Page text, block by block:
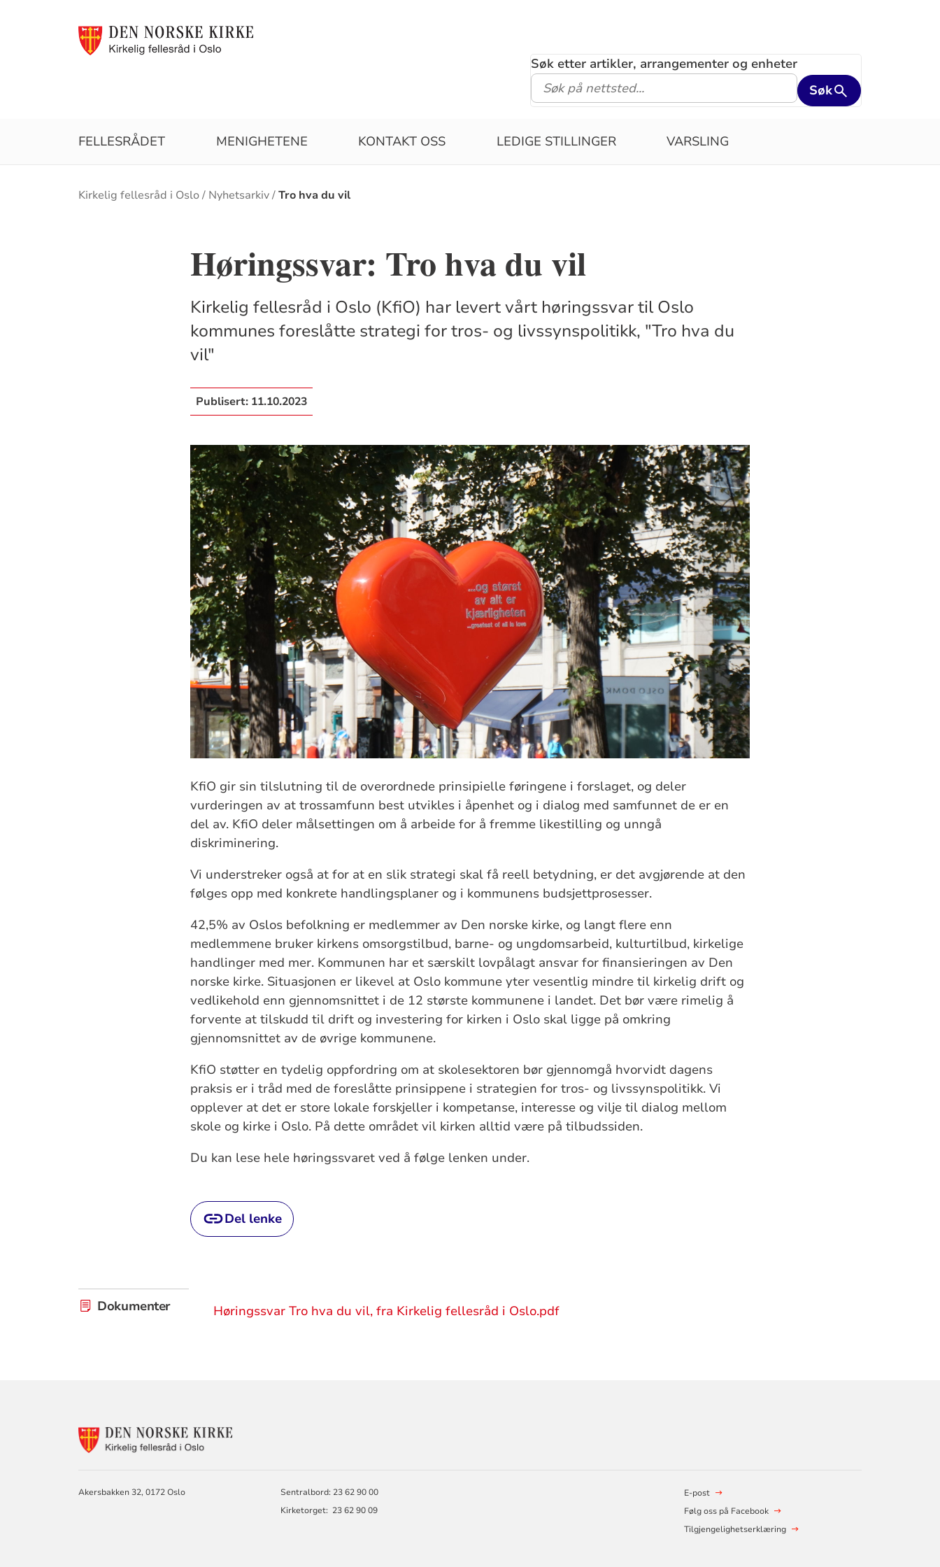
Søk etter artikler, arrangementer og enheter
Søk
FELLESRÅDET MENIGHETENE KONTAKT OSS LEDIGE STILLINGER VARSLING
Brødsmulesti
Kirkelig fellesråd i Oslo Nyhetsarkiv Tro hva du vil
Høringssvar: Tro hva du vil
Kirkelig fellesråd i Oslo (KfiO) har levert vårt høringssvar til Oslo
kommunes foreslåtte strategi for tros- og livssynspolitikk, "Tro hva du
vil"
Publisert: 11.10.2023
KfiO gir sin tilslutning til de overordnede prinsipielle føringene i forslaget, og deler
vurderingen av at trossamfunn best utvikles i åpenhet og i dialog med samfunnet de er en
del av. KfiO deler målsettingen om å arbeide for å fremme likestilling og unngå
diskriminering.
Vi understreker også at for at en slik strategi skal få reell betydning, er det avgjørende at den
følges opp med konkrete handlingsplaner og i kommunens budsjettprosesser.
42,5% av Oslos befolkning er medlemmer av Den norske kirke, og langt flere enn
medlemmene bruker kirkens omsorgstilbud, barne- og ungdomsarbeid, kulturtilbud, kirkelige
handlinger med mer. Kommunen har et særskilt lovpålagt ansvar for finansieringen av Den
norske kirke. Situasjonen er likevel at Oslo kommune yter vesentlig mindre til kirkelig drift og
vedlikehold enn gjennomsnittet i de 12 største kommunene i landet. Det bør være rimelig å
forvente at tilskudd til drift og investering for kirken i Oslo skal ligge på omkring
gjennomsnittet av de øvrige kommunene.
KfiO støtter en tydelig oppfordring om at skolesektoren bør gjennomgå hvorvidt dagens
praksis er i tråd med de foreslåtte prinsippene i strategien for tros- og livssynspolitikk. Vi
opplever at det er store lokale forskjeller i kompetanse, interesse og vilje til dialog mellom
skole og kirke i Oslo. På dette området vil kirken alltid være på tilbudssiden.
Du kan lese hele høringssvaret ved å følge lenken under.
Del lenke
Dokumenter Høringssvar Tro hva du vil, fra Kirkelig fellesråd i Oslo.pdf
KONTAKTINFORMASJON
Akersbakken 32, 0172 Oslo
Sentralbord: 23 62 90 00
Kirketorget: 23 62 90 09
E-post
Følg oss på Facebook
Tilgjengelighetserklæring